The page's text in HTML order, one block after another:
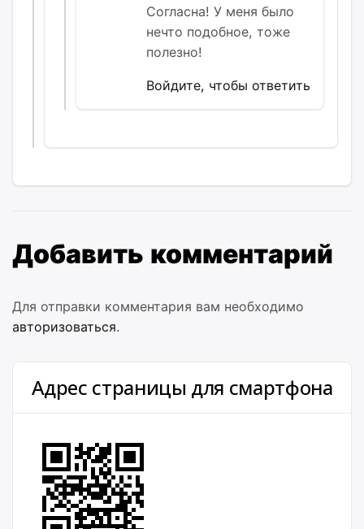
Согласна! У меня было
нечто подобное, тоже
полезно!
Войдите, чтобы ответить
Добавить комментарий
Для отправки комментария вам необходимо
авторизоваться.
Адрес страницы для смартфона